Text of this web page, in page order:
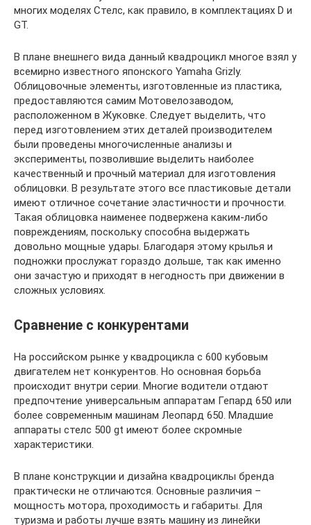
многих моделях Стелс, как правило, в комплектациях D и
GT.
В плане внешнего вида данный квадроцикл многое взял у
всемирно известного японского Yamaha Grizly.
Облицовочные элементы, изготовленные из пластика,
предоставляются самим Мотовелозаводом,
расположенном в Жуковке. Следует выделить, что
перед изготовлением этих деталей производителем
были проведены многочисленные анализы и
эксперименты, позволившие выделить наиболее
качественный и прочный материал для изготовления
облицовки. В результате этого все пластиковые детали
имеют отличное сочетание эластичности и прочности.
Такая облицовка наименее подвержена каким-либо
повреждениям, поскольку способна выдержать
довольно мощные удары. Благодаря этому крылья и
подножки прослужат гораздо дольше, так как именно
они зачастую и приходят в негодность при движении в
сложных условиях.
Сравнение с конкурентами
На российском рынке у квадроцикла с 600 кубовым
двигателем нет конкурентов. Но основная борьба
происходит внутри серии. Многие водители отдают
предпочтение универсальным аппаратам Гепард 650 или
более современным машинам Леопард 650. Младшие
аппараты стелс 500 gt имеют более скромные
характеристики.
В плане конструкции и дизайна квадроциклы бренда
практически не отличаются. Основные различия –
мощность мотора, проходимость и габариты. Для
туризма и работы лучше взять машину из линейки